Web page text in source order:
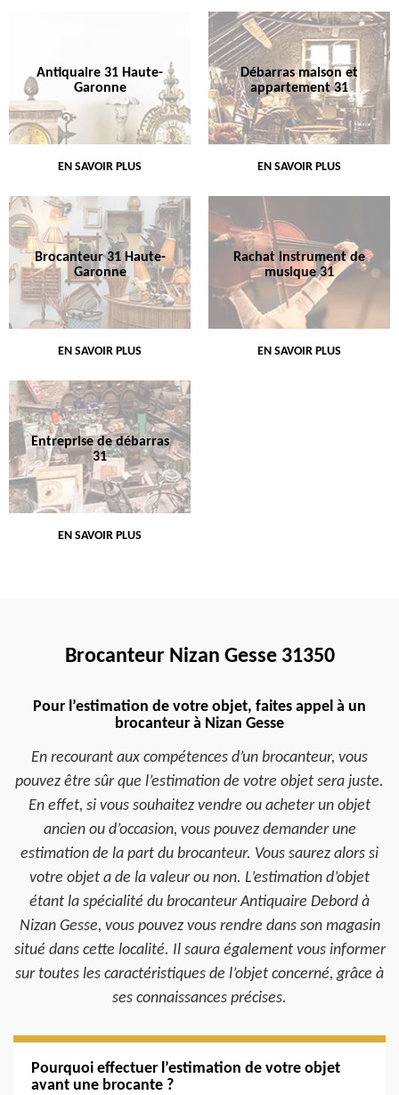
Antiquaire 31 Haute-
Garonne
EN SAVOIR PLUS
Débarras maison et
appartement 31
EN SAVOIR PLUS
Brocanteur 31 Haute-
Garonne
EN SAVOIR PLUS
Rachat instrument de
musique 31
EN SAVOIR PLUS
Entreprise de débarras
31
EN SAVOIR PLUS
Brocanteur Nizan Gesse 31350
Pour l’estimation de votre objet, faites appel à un
brocanteur à Nizan Gesse
En recourant aux compétences d’un brocanteur, vous
pouvez être sûr que l’estimation de votre objet sera juste.
En effet, si vous souhaitez vendre ou acheter un objet
ancien ou d’occasion, vous pouvez demander une
estimation de la part du brocanteur. Vous saurez alors si
votre objet a de la valeur ou non. L’estimation d’objet
étant la spécialité du brocanteur Antiquaire Debord à
Nizan Gesse, vous pouvez vous rendre dans son magasin
situé dans cette localité. Il saura également vous informer
sur toutes les caractéristiques de l’objet concerné, grâce à
ses connaissances précises.
Pourquoi effectuer l’estimation de votre objet
avant une brocante ?